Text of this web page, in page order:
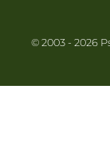
© 2003 - 2026